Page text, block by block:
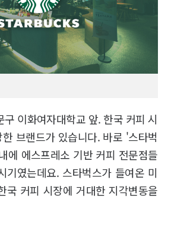
이화여자대학교 앞. 한국 커피 시
브랜드가 있습니다. 바로 '스타벅
에 에스프레소 기반 커피 전문점들
기였는데요. 스타벅스가 들여온 미
국 커피 시장에 거대한 지각변동을